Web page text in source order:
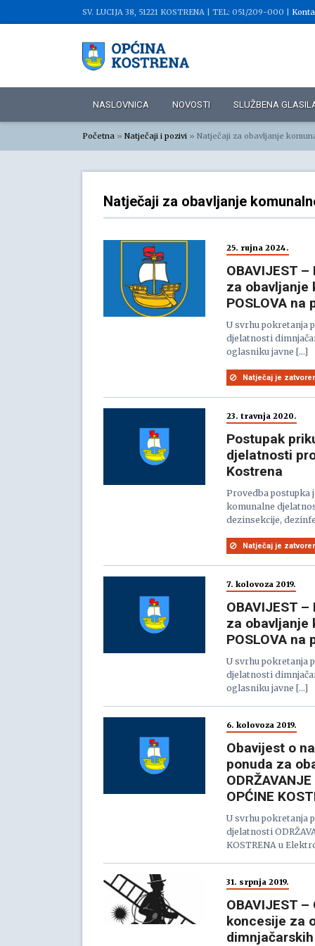
SV. LUCIJA 38, 51221 KOSTRENA | TEL: 051/209-000 |
NASLOVNICA NOVOSTI SLUŽBENA
Početna » Natječaji i pozivi » Natječaji za obavljanje
Natječaji za obavljanje
25. rujna 2024.
OBAVIJEST
za obavljanje
POSLOVA na
U svrhu pokretanja
djelatnosti
oglasniku javne […]
Natječaj je
23. travnja 2020.
Postupak
djelatnosti
Kostrena
Provedba postupka
komunalne
dezinsekcije,
Natječaj je
7. kolovoza 2019.
OBAVIJEST
za obavljanje
POSLOVA na
U svrhu pokretanja
djelatnosti
oglasniku javne […]
6. kolovoza 2019.
Obavijest o
ponuda za
OPĆINE
U svrhu pokretanja
djelatnosti
KOSTRENA u
31. srpnja 2019.
OBAVIJEST
koncesije za